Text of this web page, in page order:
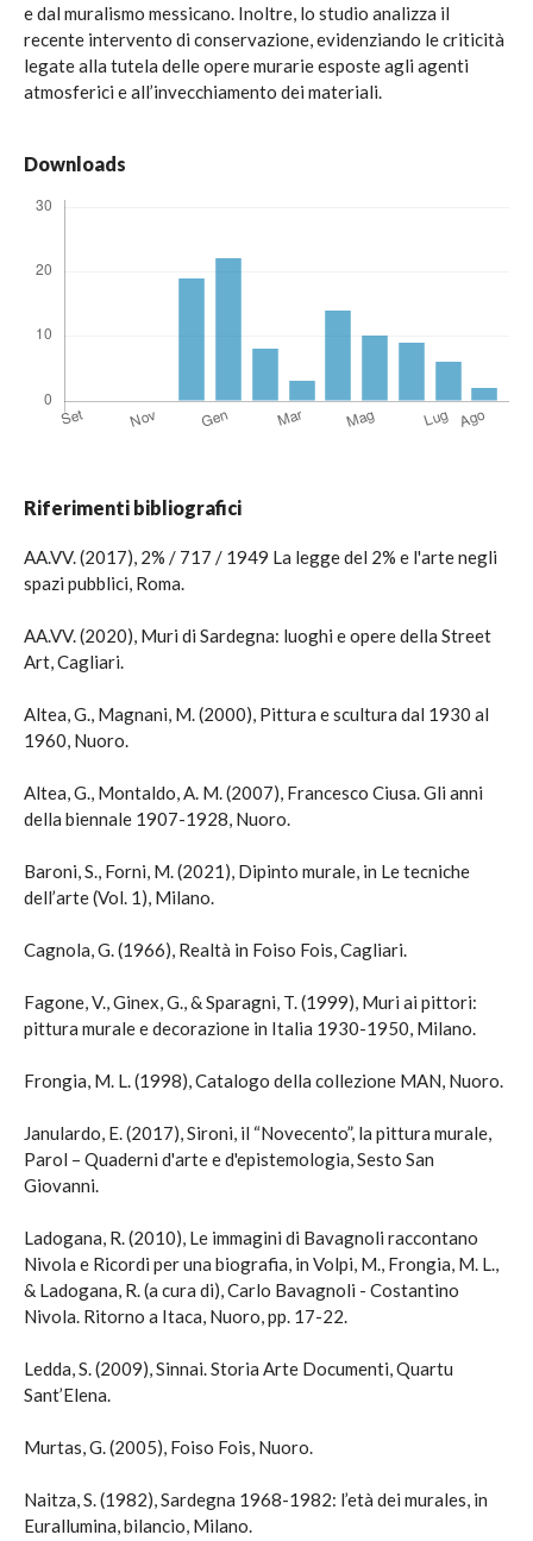
e dal muralismo messicano. Inoltre, lo studio analizza il
recente intervento di conservazione, evidenziando le criticità
legate alla tutela delle opere murarie esposte agli agenti
atmosferici e all’invecchiamento dei materiali.
Downloads
Riferimenti bibliografici
AA.VV. (2017), 2% / 717 / 1949 La legge del 2% e l'arte negli
spazi pubblici, Roma.
AA.VV. (2020), Muri di Sardegna: luoghi e opere della Street
Art, Cagliari.
Altea, G., Magnani, M. (2000), Pittura e scultura dal 1930 al
1960, Nuoro.
Altea, G., Montaldo, A. M. (2007), Francesco Ciusa. Gli anni
della biennale 1907-1928, Nuoro.
Baroni, S., Forni, M. (2021), Dipinto murale, in Le tecniche
dell’arte (Vol. 1), Milano.
Cagnola, G. (1966), Realtà in Foiso Fois, Cagliari.
Fagone, V., Ginex, G., & Sparagni, T. (1999), Muri ai pittori:
pittura murale e decorazione in Italia 1930-1950, Milano.
Frongia, M. L. (1998), Catalogo della collezione MAN, Nuoro.
Janulardo, E. (2017), Sironi, il “Novecento”, la pittura murale,
Parol – Quaderni d'arte e d'epistemologia, Sesto San
Giovanni.
Ladogana, R. (2010), Le immagini di Bavagnoli raccontano
Nivola e Ricordi per una biografia, in Volpi, M., Frongia, M. L.,
& Ladogana, R. (a cura di), Carlo Bavagnoli - Costantino
Nivola. Ritorno a Itaca, Nuoro, pp. 17-22.
Ledda, S. (2009), Sinnai. Storia Arte Documenti, Quartu
Sant’Elena.
Murtas, G. (2005), Foiso Fois, Nuoro.
Naitza, S. (1982), Sardegna 1968-1982: l’età dei murales, in
Eurallumina, bilancio, Milano.